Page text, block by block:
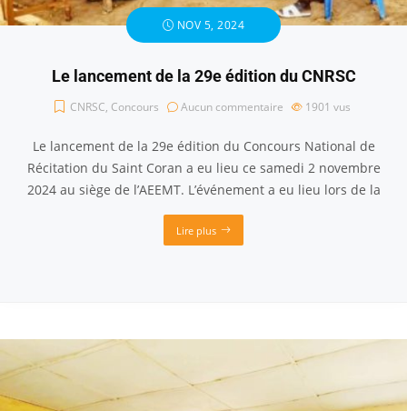
NOV 5, 2024
Le lancement de la 29e édition du CNRSC
CNRSC, Concours Aucun commentaire 1901 vus
Le lancement de la 29e édition du Concours National de
Récitation du Saint Coran a eu lieu ce samedi 2 novembre
2024 au siège de l’AEEMT. L’événement a eu lieu lors de la
Lire plus